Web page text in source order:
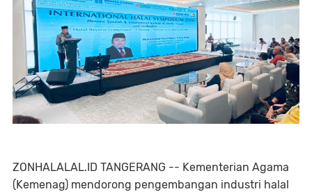
ZONHALALAL.ID TANGERANG -- Kementerian Agama
(Kemenag) mendorong pengembangan industri halal